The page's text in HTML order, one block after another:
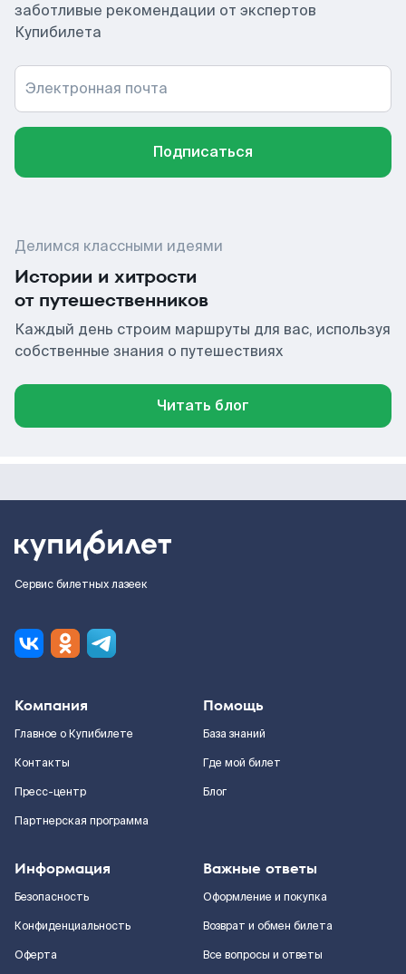
заботливые рекомендации от экспертов
Купибилета
Электронная почта
Подписаться
Делимся классными идеями
Истории и хитрости
от путешественников
Каждый день строим маршруты для вас, используя
собственные знания о путешествиях
Читать блог
Сервис билетных лазеек
Компания
Главное о Купибилете
Контакты
Пресс-центр
Партнерская программа
Помощь
База знаний
Где мой билет
Блог
Информация
Безопасность
Конфиденциальность
Оферта
Важные ответы
Оформление и покупка
Возврат и обмен билета
Все вопросы и ответы